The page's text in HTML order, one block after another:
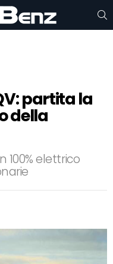
partita la
della
100% elettrico